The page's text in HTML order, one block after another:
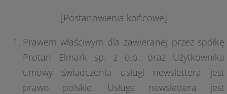
[Postanowienia końcowe]
Prawem właściwym dla zawieranej przez spółkę
Protan Elmark sp. z o.o. oraz Użytkownika
umowy świadczenia usługi newslettera jest
prawo polskie. Usługa newslettera jest